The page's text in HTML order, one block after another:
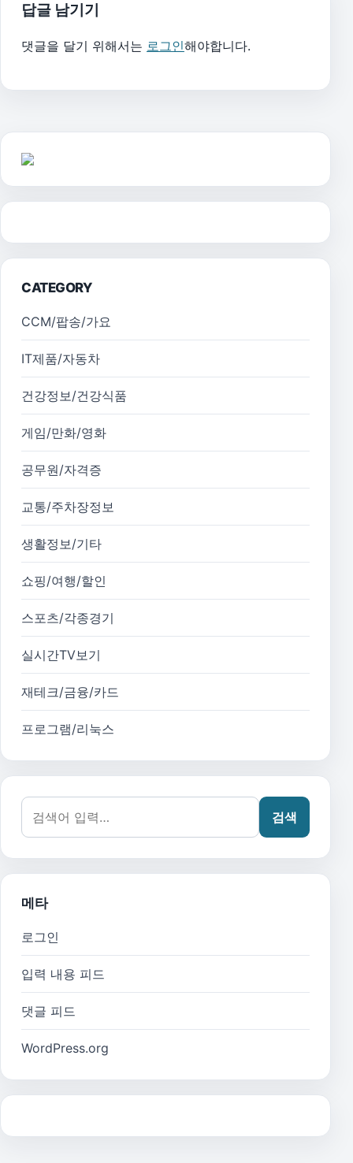
답글 남기기
댓글을 달기 위해서는 로그인해야합니다.
CATEGORY
CCM/팝송/가요
IT제품/자동차
건강정보/건강식품
게임/만화/영화
공무원/자격증
교통/주차장정보
생활정보/기타
쇼핑/여행/할인
스포츠/각종경기
실시간TV보기
재테크/금융/카드
프로그램/리눅스
검색어:
검색
메타
로그인
입력 내용 피드
댓글 피드
WordPress.org